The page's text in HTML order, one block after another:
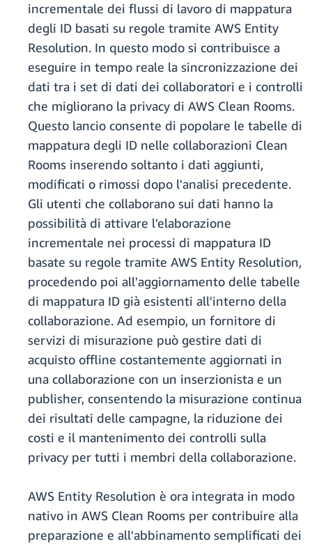
incrementale dei flussi di lavoro di mappatura
degli ID basati su regole tramite AWS Entity
Resolution. In questo modo si contribuisce a
eseguire in tempo reale la sincronizzazione dei
dati tra i set di dati dei collaboratori e i controlli
che migliorano la privacy di AWS Clean Rooms.
Questo lancio consente di popolare le tabelle di
mappatura degli ID nelle collaborazioni Clean
Rooms inserendo soltanto i dati aggiunti,
modificati o rimossi dopo l'analisi precedente.
Gli utenti che collaborano sui dati hanno la
possibilità di attivare l'elaborazione
incrementale nei processi di mappatura ID
basate su regole tramite AWS Entity Resolution,
procedendo poi all'aggiornamento delle tabelle
di mappatura ID già esistenti all'interno della
collaborazione. Ad esempio, un fornitore di
servizi di misurazione può gestire dati di
acquisto offline costantemente aggiornati in
una collaborazione con un inserzionista e un
publisher, consentendo la misurazione continua
dei risultati delle campagne, la riduzione dei
costi e il mantenimento dei controlli sulla
privacy per tutti i membri della collaborazione.
AWS Entity Resolution è ora integrata in modo
nativo in AWS Clean Rooms per contribuire alla
preparazione e all'abbinamento semplificati dei